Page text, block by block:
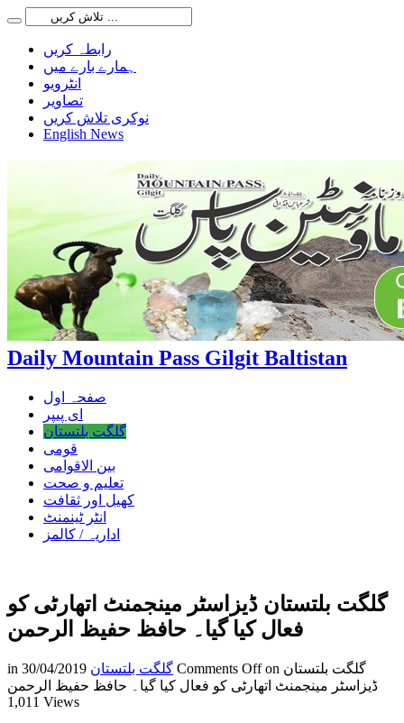
رابطہ کریں
ہمارے بارے میں
انٹرویو
تصاویر
نوکری تلاش کریں
English News
Daily Mountain Pass Gilgit Baltistan
صفحہ اول
ای پیپر
گلگت بلتستان
قومی
بین الاقوامی
تعلیم و صحت
کھیل اور ثقافت
انٹر ٹینمنٹ
اداریہ / کالمز
گلگت بلتستان ڈیزاسٹر مینجمنٹ اتھارٹی کو
فعال کیا گیا۔ حافظ حفیظ الرحمن
in گلگت بلتستان 30/04/2019 Comments Offon گلگت بلتستان
ڈیزاسٹر مینجمنٹ اتھارٹی کو فعال کیا گیا۔ حافظ حفیظ الرحمن
1,011 Views